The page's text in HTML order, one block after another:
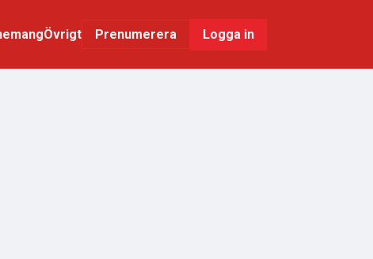
Övrigt Prenumerera Logga in